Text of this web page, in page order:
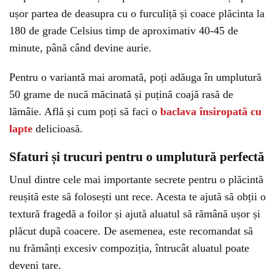
ușor partea de deasupra cu o furculiță și coace plăcinta la
180 de grade Celsius timp de aproximativ 40-45 de
minute, până când devine aurie.
Pentru o variantă mai aromată, poți adăuga în umplutură
50 grame de nucă măcinată și puțină coajă rasă de
lămâie. Află și cum poți să faci o baclava însiropată cu
lapte delicioasă.
Sfaturi și trucuri pentru o umplutură perfectă
Unul dintre cele mai importante secrete pentru o plăcintă
reușită este să folosești unt rece. Acesta te ajută să obții o
textură fragedă a foilor și ajută aluatul să rămână ușor și
plăcut după coacere. De asemenea, este recomandat să
nu frămânți excesiv compoziția, întrucât aluatul poate
deveni tare.